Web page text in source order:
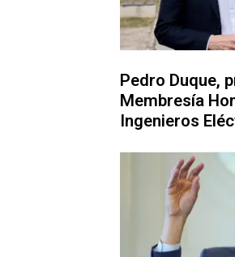
Pedro Duque,
Membresía
Ingenieros